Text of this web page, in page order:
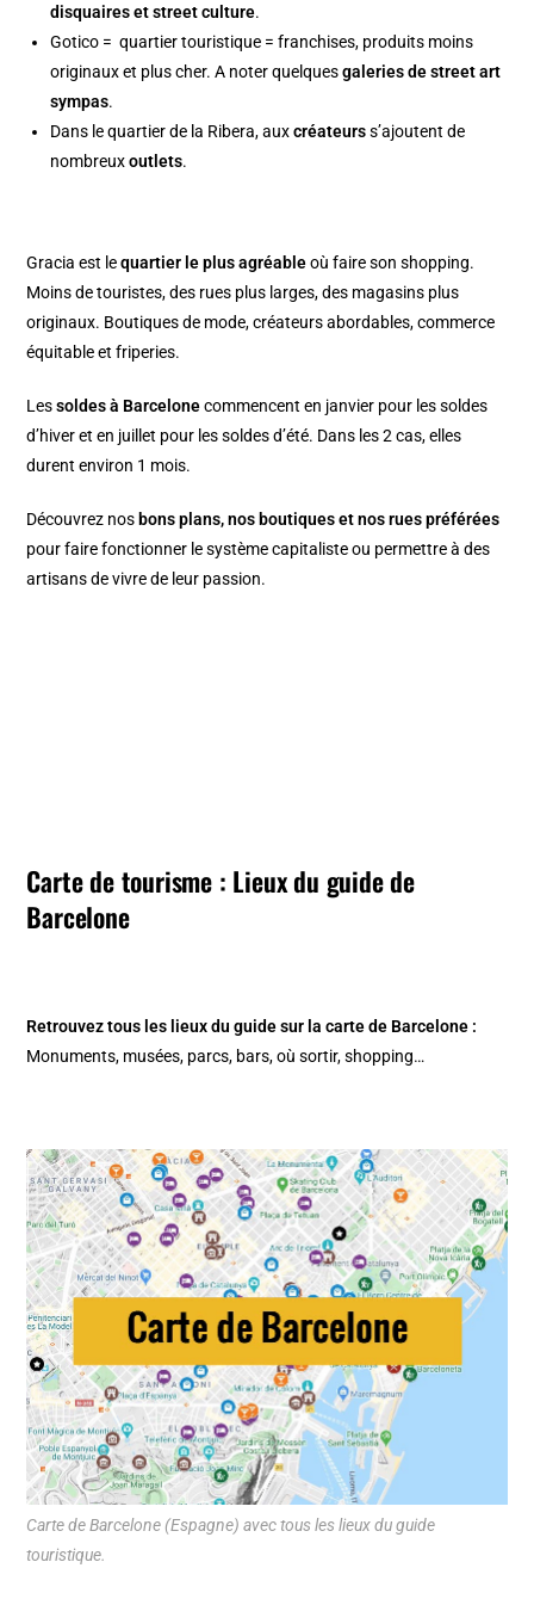
disquaires et street culture.
Gotico = quartier touristique = franchises, produits moins
originaux et plus cher. A noter quelquesgaleries de street art
sympas.
Dans lequartier de la Ribera, auxcréateurss’ajoutent de
nombreuxoutlets.
Graciaest lequartier le plus agréableoù faire son shopping.
Moins de touristes, des rues plus larges, des magasins plus
originaux. Boutiques de mode, créateurs abordables, commerce
équitable et friperies.
Lessoldes à Barcelonecommencent en janvier pour les soldes
d’hiver et en juillet pour les soldes d’été. Dans les 2 cas, elles
durent environ 1 mois.
Découvrez nos bons plans, nos boutiques et nos rues préférées
pour faire fonctionner le système capitaliste ou permettre à des
artisans de vivre de leur passion.
Carte de tourisme : Lieux du guide de
Barcelone
Retrouvez tous les lieux du guide sur lacarte de Barcelone :
Monuments, musées, parcs, bars, où sortir, shopping…
Carte de Barcelone (Espagne) avec tous les lieux du guide
touristique.